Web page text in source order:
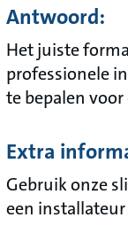
Antwoord:
Het juiste
professionele
te bepalen
Extra
Gebruik onze
een